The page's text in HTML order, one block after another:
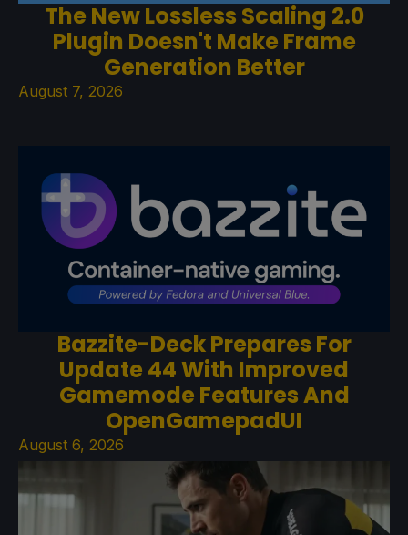
The New Lossless Scaling 2.0
Plugin Doesn't Make Frame
Generation Better
August 7, 2026
Bazzite-Deck Prepares For
Update 44 With Improved
Gamemode Features And
OpenGamepadUI
August 6, 2026